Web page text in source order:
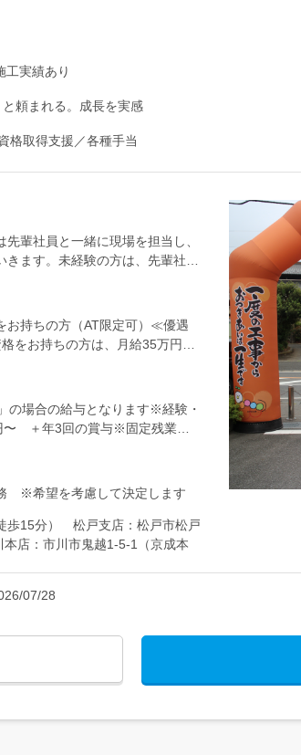
工実績あり
頼まれる。成長を実感
格取得支援／各種手当
輩社員と一緒に現場を担当し、
ます。未経験の方は、先輩社員
（発注業務、日程調整等）・現
け等）・引き渡し、アフターフ
営を継続。水道管、配水管、住
だけでなく、リフォーム事業も
装・外装、エクステリアまでリ
年間ではおよそ5,000件の工事を
お持ちの方（AT限定可）≪優遇
お持ちの方は、月給35万円以
慣れていっていただくのも歓迎
の場合の給与となります※経験・
〜 ＋年3回の賞与※固定残業
革を実施中＞残業の抑止のため、
できるように個人用のPC貸与
改革も進み、2024年より固定
した！
※希望を考慮して決定します
歩15分） 松戸支店：松戸市松戸
店：市川市鬼越1-5-1（京成本
07/28